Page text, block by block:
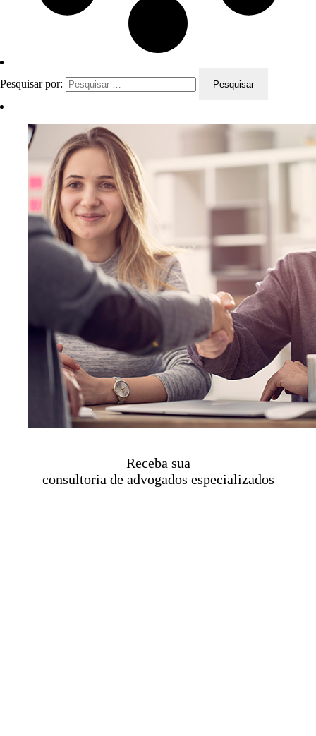
Pesquisar por:
Receba sua
consultoria de advogados especializados